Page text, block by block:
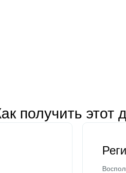
получить этот